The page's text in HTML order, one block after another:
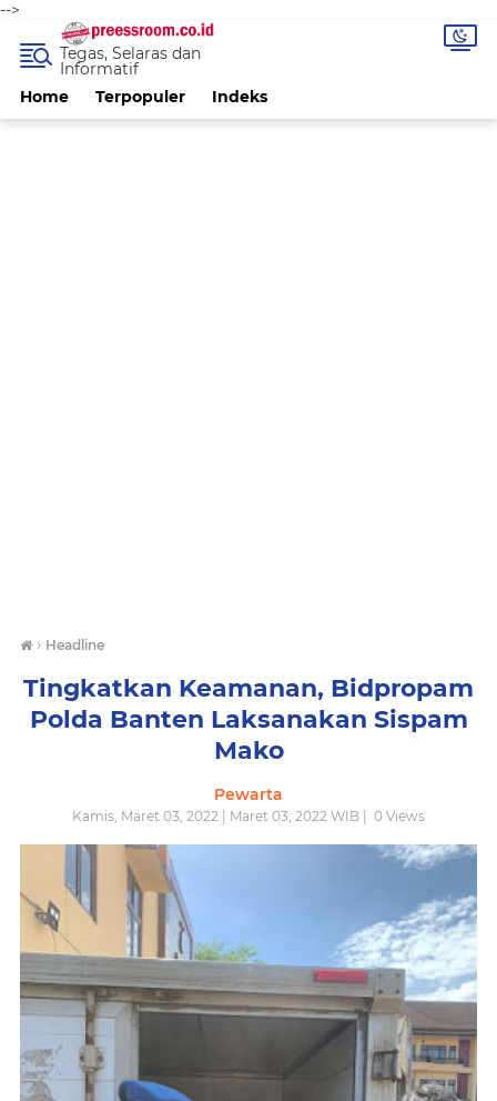
-->
Home Terpopuler Indeks
Tegas, Selaras dan
Informatif
› Headline
Tingkatkan Keamanan, Bidpropam
Polda Banten Laksanakan Sispam
Mako
Pewarta
Kamis, Maret 03, 2022 | Maret 03, 2022 WIB | 0 Views